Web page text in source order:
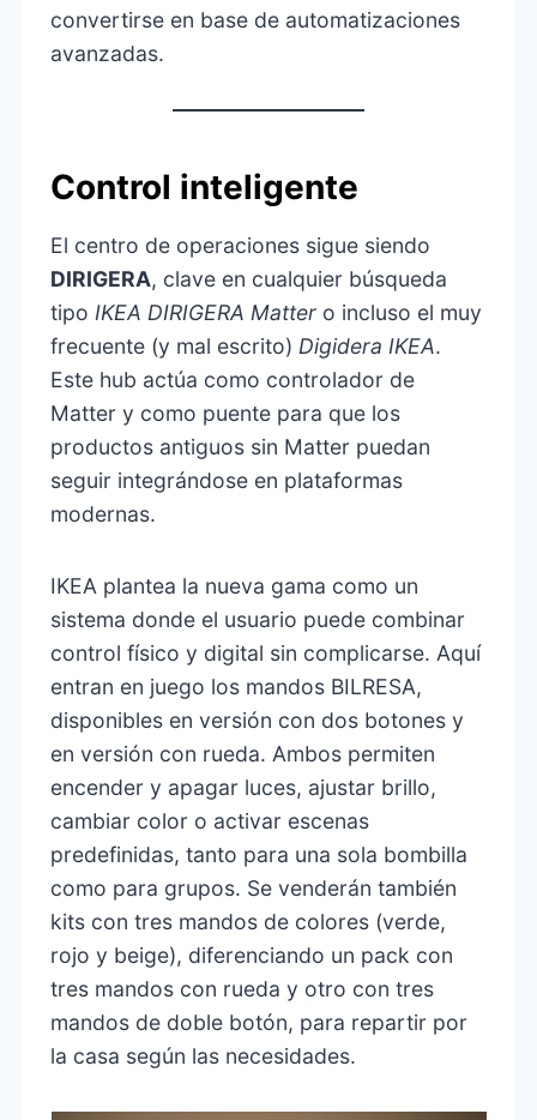
convertirse en base de automatizaciones
avanzadas.
Control inteligente
El centro de operaciones sigue siendo
DIRIGERA, clave en cualquier búsqueda
tipo IKEA DIRIGERA Matter o incluso el muy
frecuente (y mal escrito) Digidera IKEA.
Este hub actúa como controlador de
Matter y como puente para que los
productos antiguos sin Matter puedan
seguir integrándose en plataformas
modernas.
IKEA plantea la nueva gama como un
sistema donde el usuario puede combinar
control físico y digital sin complicarse. Aquí
entran en juego los mandos BILRESA,
disponibles en versión con dos botones y
en versión con rueda. Ambos permiten
encender y apagar luces, ajustar brillo,
cambiar color o activar escenas
predefinidas, tanto para una sola bombilla
como para grupos. Se venderán también
kits con tres mandos de colores (verde,
rojo y beige), diferenciando un pack con
tres mandos con rueda y otro con tres
mandos de doble botón, para repartir por
la casa según las necesidades.